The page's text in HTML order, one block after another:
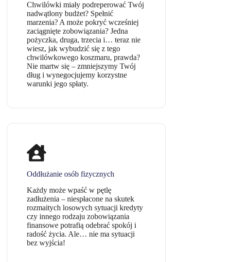
Chwilówki miały podreperować Twój
nadwątlony budżet? Spełnić
marzenia? A może pokryć wcześniej
zaciągnięte zobowiązania? Jedna
pożyczka, druga, trzecia i… teraz nie
wiesz, jak wybudzić się z tego
chwilówkowego koszmaru, prawda?
Nie martw się – zmniejszymy Twój
dług i wynegocjujemy korzystne
warunki jego spłaty.
Oddłużanie osób fizycznych
Każdy może wpaść w pętlę
zadłużenia – niespłacone na skutek
rozmaitych losowych sytuacji kredyty
czy innego rodzaju zobowiązania
finansowe potrafią odebrać spokój i
radość życia. Ale… nie ma sytuacji
bez wyjścia!